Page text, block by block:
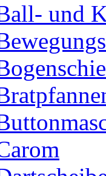
und